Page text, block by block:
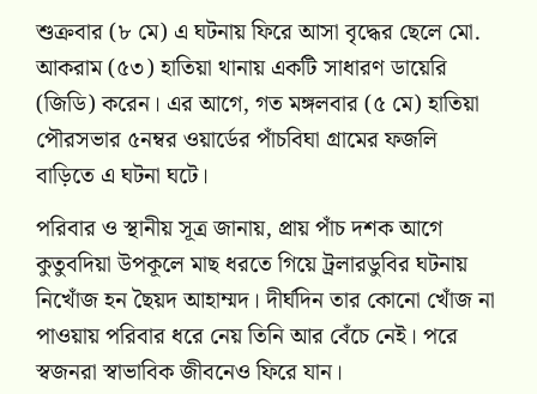
শুক্রবার (৮ মে) এ ঘটনায় ফিরে আসা বৃদ্ধের ছেলে মো.
আকরাম (৫৩) হাতিয়া থানায় একটি সাধারণ ডায়েরি
(জিডি) করেন। এর আগে, গত মঙ্গলবার (৫ মে) হাতিয়া
পৌরসভার ৫নম্বর ওয়ার্ডের পাঁচবিঘা গ্রামের ফজলি
বাড়িতে এ ঘটনা ঘটে।
পরিবার ও স্থানীয় সূত্র জানায়, প্রায় পাঁচ দশক আগে
কুতুবদিয়া উপকূলে মাছ ধরতে গিয়ে ট্রলারডুবির ঘটনায়
নিখোঁজ হন ছৈয়দ আহাম্মদ। দীর্ঘদিন তার কোনো খোঁজ না
পাওয়ায় পরিবার ধরে নেয় তিনি আর বেঁচে নেই। পরে
স্বজনরা স্বাভাবিক জীবনেও ফিরে যান।